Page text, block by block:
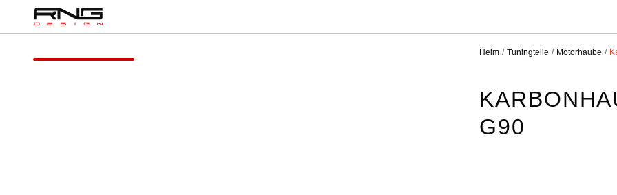
Heim Tuningteile Motorhaube
G90